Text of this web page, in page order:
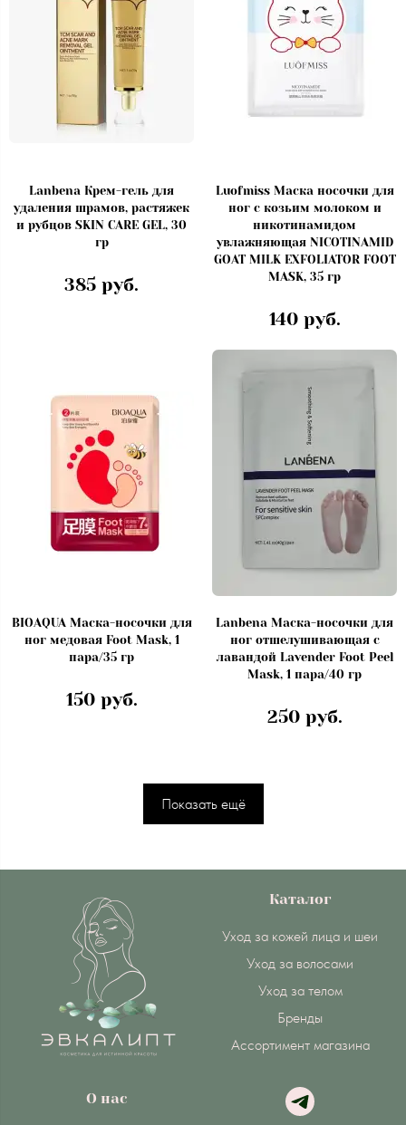
Lanbena Крем-гель для
удаления шрамов, растяжек
и рубцов SKIN CARE GEL, 30
гр
385 руб.
Luofmiss Маска носочки для
ног с козьим молоком и
никотинамидом
увлажняющая NICOTINAMID
GOAT MILK EXFOLIATOR FOOT
MASK, 35 гр
140 руб.
BIOAQUA Маска-носочки для
ног медовая Foot Mask, 1
пара/35 гр
150 руб.
Lanbena Маска-носочки для
ног отшелушивающая с
лавандой Lavender Foot Peel
Mask, 1 пара/40 гр
250 руб.
Показать ещё
Каталог
Уход за кожей лица и шеи
Уход за волосами
Уход за телом
Бренды
Ассортимент магазина
О нас